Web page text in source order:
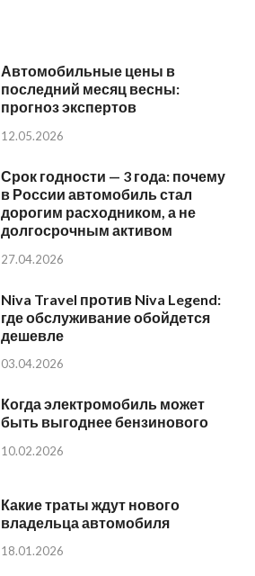
Автомобильные цены в
последний месяц весны:
прогноз экспертов
12.05.2026
Срок годности — 3 года: почему
в России автомобиль стал
дорогим расходником, а не
долгосрочным активом
27.04.2026
Niva Travel против Niva Legend:
где обслуживание обойдется
дешевле
03.04.2026
Когда электромобиль может
быть выгоднее бензинового
10.02.2026
Какие траты ждут нового
владельца автомобиля
18.01.2026